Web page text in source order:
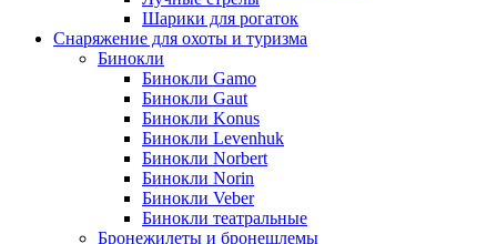
Шарики для рогаток
Снаряжение для охоты и туризма
Бинокли
Бинокли Gamo
Бинокли Gaut
Бинокли Konus
Бинокли Levenhuk
Бинокли Norbert
Бинокли Norin
Бинокли Veber
Бинокли театральные
Бронежилеты и бронешлемы